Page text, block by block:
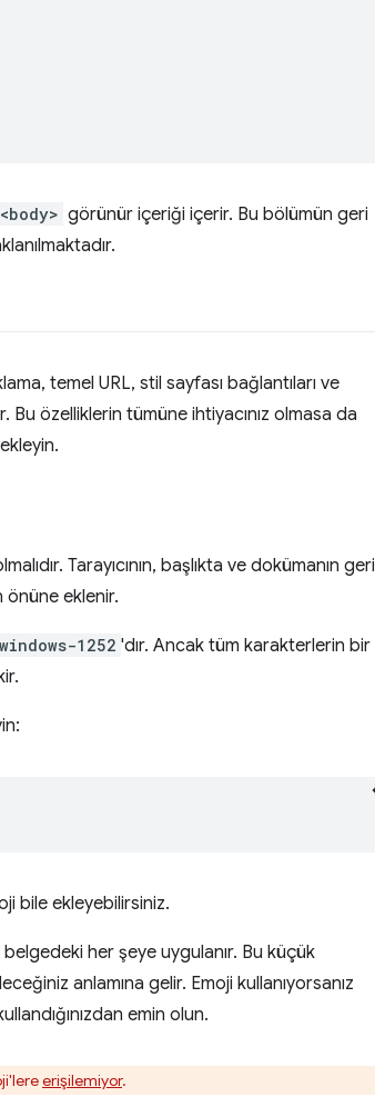
<body> görünür içeriği içerir. Bu bölümün geri
temel URL, stil sayfası bağlantıları ve
Bu özelliklerin tümüne ihtiyacınız olmasa da
Tarayıcının, başlıkta ve dokümanın geri
önüne eklenir.
windows-1252 'dır. Ancak tüm karakterlerin bir
bile ekleyebilirsiniz.
her şeye uygulanır. Bu küçük
anlamına gelir. Emoji kullanıyorsanız
emin olun.
erişilemiyor.